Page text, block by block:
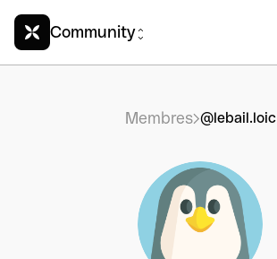
Community
Membres @lebail.loic